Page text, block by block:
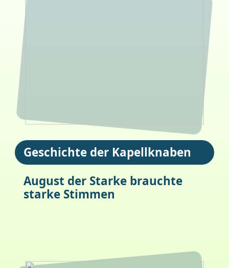
Geschichte der Kapellknaben
August der Starke brauchte
starke Stimmen